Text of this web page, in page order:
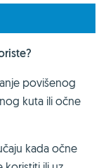
povišenog
kuta ili očne
kada očne